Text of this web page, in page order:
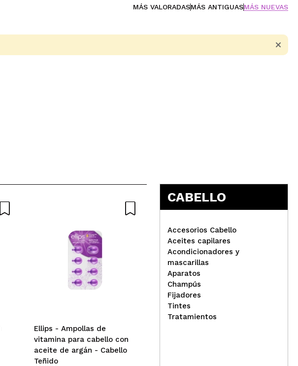
MÁS VALORADASMÁS ANTIGUASMÁS NUEVAS
Ellips - Ampollas de
vitamina para cabello con
aceite de argán - Cabello
Teñido
Ziaja - *Antioxidante* -
Spray Moldeador Sea Salt
efecto ondas surferas
CABELLO
Accesorios Cabello
Aceites capilares
Acondicionadores y
mascarillas
Aparatos
Champús
Fijadores
Tintes
Tratamientos